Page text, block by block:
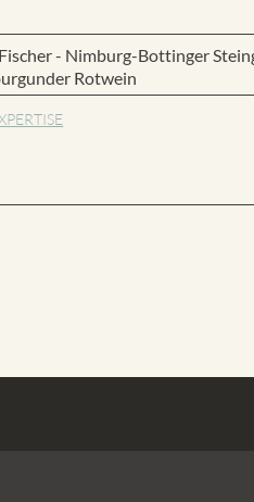
- Nimburg-Bottinger
Rotwein